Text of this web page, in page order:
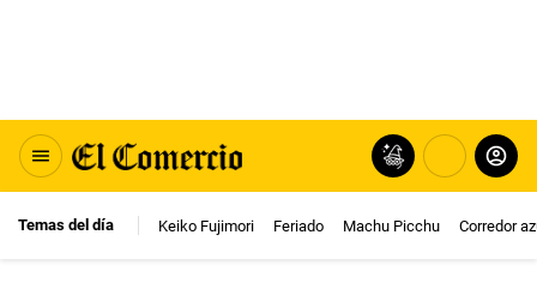
Temas del día Keiko Fujimori Feriado Machu Picchu Corredor